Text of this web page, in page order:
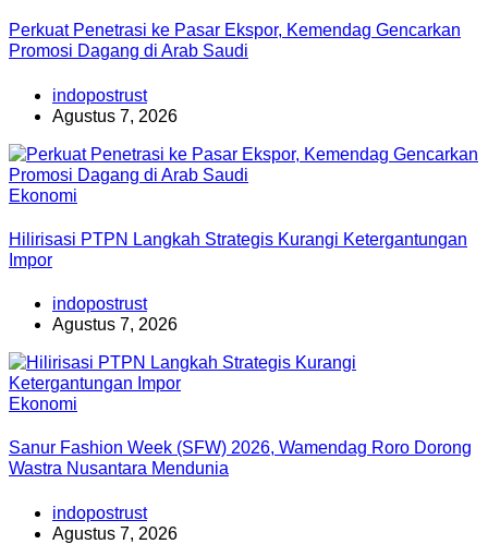
Perkuat Penetrasi ke Pasar Ekspor, Kemendag Gencarkan
Promosi Dagang di Arab Saudi
indopostrust
Agustus 7, 2026
Ekonomi
Hilirisasi PTPN Langkah Strategis Kurangi Ketergantungan
Impor
indopostrust
Agustus 7, 2026
Ekonomi
Sanur Fashion Week (SFW) 2026, Wamendag Roro Dorong
Wastra Nusantara Mendunia
indopostrust
Agustus 7, 2026